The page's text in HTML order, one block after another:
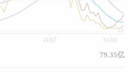
25
01/07 01/08
79.35亿